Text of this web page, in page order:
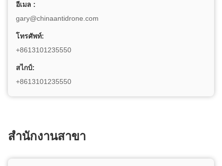
อีเมล :
gary@chinaantidrone.com
โทรศัพท์:
+8613101235550
สไกป์:
+8613101235550
สํานักงานสาขา